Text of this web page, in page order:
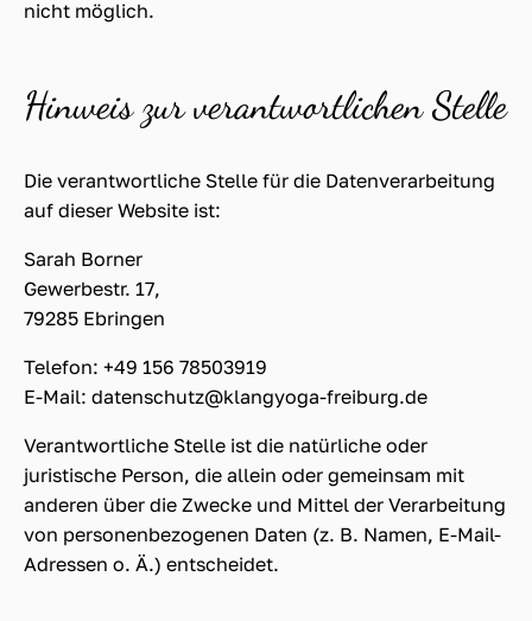
nicht möglich.
Hinweis zur verantwortlichen Stelle
Die verantwortliche Stelle für die Datenverarbeitung
auf dieser Website ist:
Sarah Borner
Gewerbestr. 17,
79285 Ebringen
Telefon: +49 156 78503919
E-Mail: datenschutz@klangyoga-freiburg.de
Verantwortliche Stelle ist die natürliche oder
juristische Person, die allein oder gemeinsam mit
anderen über die Zwecke und Mittel der Verarbeitung
von personenbezogenen Daten (z. B. Namen, E-Mail-
Adressen o. Ä.) entscheidet.